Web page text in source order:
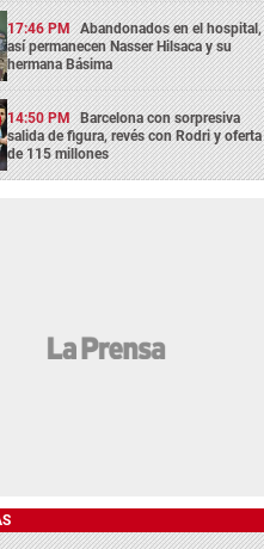
17:46 PM Abandonados en el hospital,
así permanecen Nasser Hilsaca y su
hermana Básima
14:50 PM Barcelona con sorpresiva
salida de figura, revés con Rodri y oferta
de 115 millones